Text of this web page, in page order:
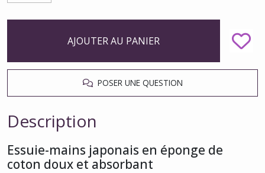
AJOUTER AU PANIER
POSER UNE QUESTION
Description
Essuie-mains japonais en éponge de
coton doux et absorbant